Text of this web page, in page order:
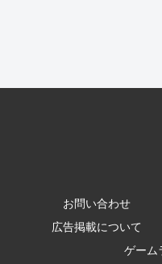
お問い合わせ
広告掲載について
ゲーム